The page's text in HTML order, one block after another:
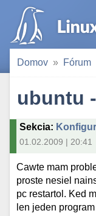
Domov Fórum
ubuntu
Sekcia:
01.02.2009 | 20:41
Cawte mam
proste nesiel
pc restartol. Ked
len jeden